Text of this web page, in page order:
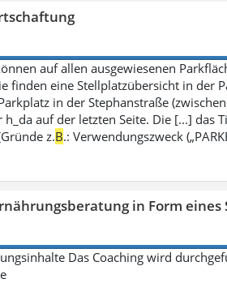
auf allen ausgewiesenen
finden eine Stellplatzübersicht in
in der Stephanstraße
auf der letzten Seite. Die [...]
z.B.: Verwendungszweck
in Form eines
Das Coaching wird